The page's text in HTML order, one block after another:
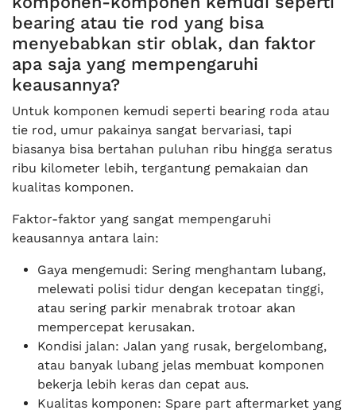
bearing atau tie rod yang bisa
menyebabkan stir oblak, dan faktor
apa saja yang mempengaruhi
keausannya?
Untuk komponen kemudi seperti bearing roda atau
tie rod, umur pakainya sangat bervariasi, tapi
biasanya bisa bertahan puluhan ribu hingga seratus
ribu kilometer lebih, tergantung pemakaian dan
kualitas komponen.
Faktor-faktor yang sangat mempengaruhi
keausannya antara lain:
Gaya mengemudi: Sering menghantam lubang,
melewati polisi tidur dengan kecepatan tinggi,
atau sering parkir menabrak trotoar akan
mempercepat kerusakan.
Kondisi jalan: Jalan yang rusak, bergelombang,
atau banyak lubang jelas membuat komponen
bekerja lebih keras dan cepat aus.
Kualitas komponen: Spare part aftermarket yang